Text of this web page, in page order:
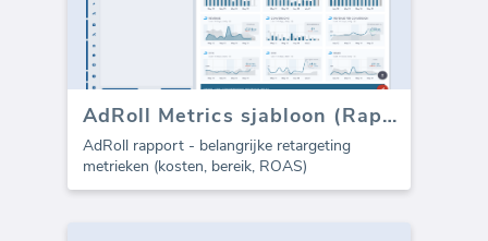
AdRoll Metrics sjabloon (Rapport)
AdRoll rapport - belangrijke retargeting
metrieken (kosten, bereik, ROAS)